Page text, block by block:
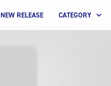
NEW RELEASE CATEGORY